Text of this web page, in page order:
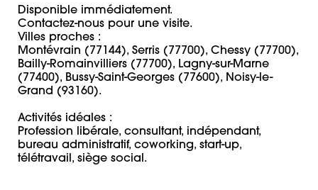
Disponible immédiatement.
Contactez-nous pour une visite.
Villes proches :
Montévrain (77144), Serris (77700), Chessy (77700),
Bailly-Romainvilliers (77700), Lagny-sur-Marne
(77400), Bussy-Saint-Georges (77600), Noisy-le-
Grand (93160).
Activités idéales :
Profession libérale, consultant, indépendant,
bureau administratif, coworking, start-up,
télétravail, siège social.